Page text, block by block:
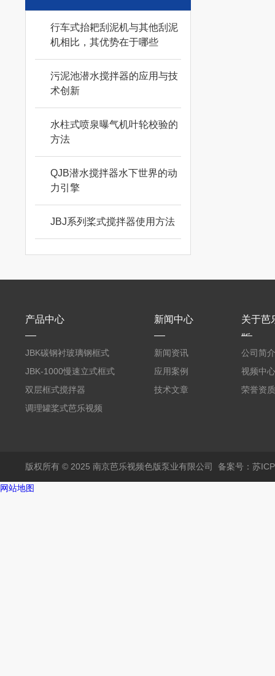
行车式抬耙刮泥机与其他刮泥
机相比，其优势在于哪些
污泥池潜水搅拌器的应用与技
术创新
水柱式喷泉曝气机叶轮校验的
方法
QJB潜水搅拌器水下世界的动
力引擎
JBJ系列桨式搅拌器使用方法
产品中心
JBK碳钢衬玻璃钢框式
芭乐视频APP黄
JBK-1000慢速立式框式
芭乐视频APP黄
双层框式搅拌器
调理罐桨式芭乐视频
新闻中心
新闻资讯
应用案例
技术文章
关于芭
版
公司简介
视频中心
荣誉资质
版权所有 © 2025 南京芭乐视频色版泵业有限公司 备案号：苏
网站地图